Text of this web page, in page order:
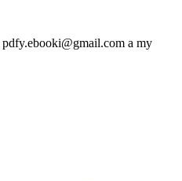
pdfy.ebooki@gmail.com a my